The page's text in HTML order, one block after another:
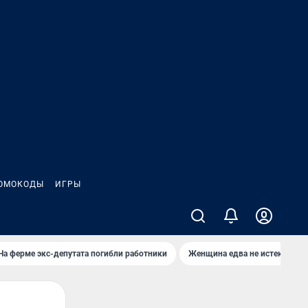
ИГРЫ
ферме экс-депутата погибли работники Женщина едва не истекла